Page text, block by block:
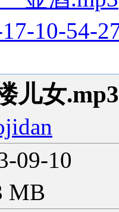
10-54-
儿女.mp3
09-10
MB